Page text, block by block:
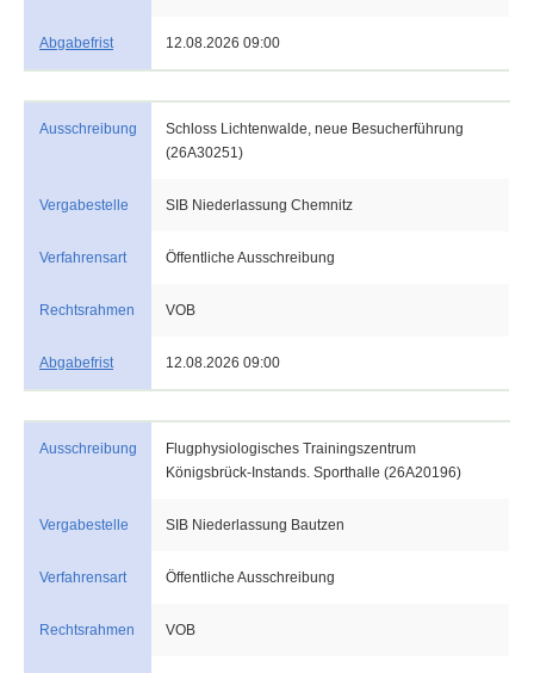
Abgabefrist 12.08.2026 09:00
Ausschreibung
Schloss Lichtenwalde, neue Besucherführung
(26A30251)
Vergabestelle SIB Niederlassung Chemnitz
Verfahrensart Öffentliche Ausschreibung
Rechtsrahmen VOB
Abgabefrist 12.08.2026 09:00
Ausschreibung
Flugphysiologisches Trainingszentrum
Königsbrück-Instands. Sporthalle (26A20196)
Vergabestelle SIB Niederlassung Bautzen
Verfahrensart Öffentliche Ausschreibung
Rechtsrahmen VOB